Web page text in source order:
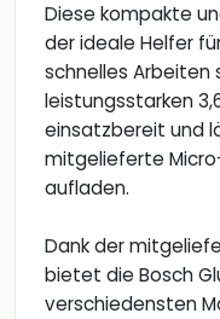
Diese kompakte
der ideale Helfer
schnelles Arbeiten
leistungsstarken
einsatzbereit und
mitgelieferte
aufladen.
Dank der
bietet die Bosch
verschiedensten